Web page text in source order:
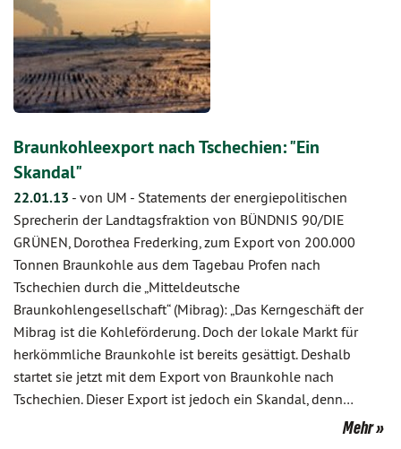
Braunkohleexport nach Tschechien: "Ein
Skandal"
22.01.13 - von UM - Statements der energiepolitischen
Sprecherin der Landtagsfraktion von BÜNDNIS 90/DIE
GRÜNEN, Dorothea Frederking, zum Export von 200.000
Tonnen Braunkohle aus dem Tagebau Profen nach
Tschechien durch die „Mitteldeutsche
Braunkohlengesellschaft“ (Mibrag): „Das Kerngeschäft der
Mibrag ist die Kohleförderung. Doch der lokale Markt für
herkömmliche Braunkohle ist bereits gesättigt. Deshalb
startet sie jetzt mit dem Export von Braunkohle nach
Tschechien. Dieser Export ist jedoch ein Skandal, denn…
Mehr